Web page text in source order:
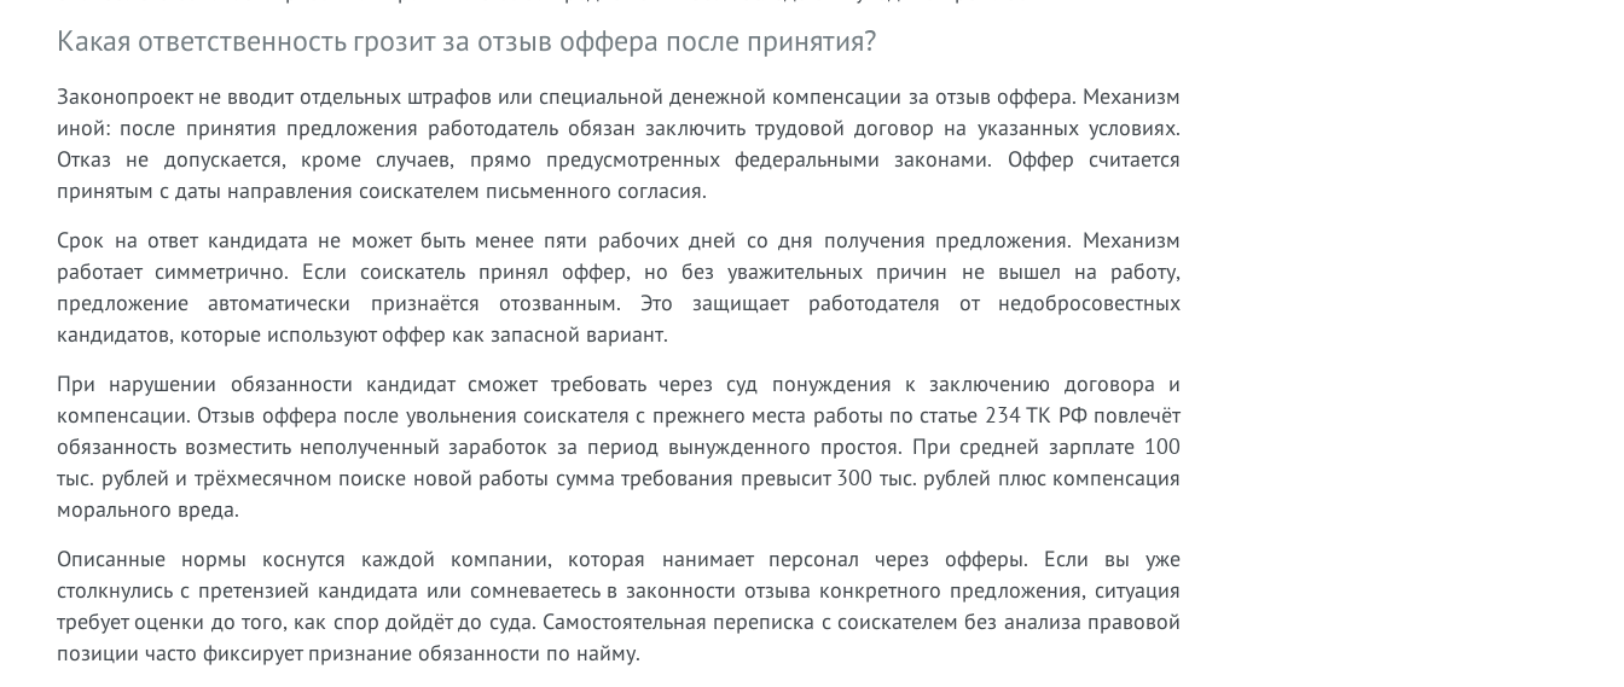
Какая ответственность грозит за отзыв оффера после принятия?
Законопроект не вводит отдельных штрафов или специальной денежной компенсации за отзыв оффера. Механизм
иной: после принятия предложения работодатель обязан заключить трудовой договор на указанных условиях.
Отказ не допускается, кроме случаев, прямо предусмотренных федеральными законами. Оффер считается
принятым с даты направления соискателем письменного согласия.
Срок на ответ кандидата не может быть менее пяти рабочих дней со дня получения предложения. Механизм
работает симметрично. Если соискатель принял оффер, но без уважительных причин не вышел на работу,
предложение автоматически признаётся отозванным. Это защищает работодателя от недобросовестных
кандидатов, которые используют оффер как запасной вариант.
При нарушении обязанности кандидат сможет требовать через суд понуждения к заключению договора и
компенсации. Отзыв оффера после увольнения соискателя с прежнего места работы по статье 234 ТК РФ повлечёт
обязанность возместить неполученный заработок за период вынужденного простоя. При средней зарплате 100
тыс. рублей и трёхмесячном поиске новой работы сумма требования превысит 300 тыс. рублей плюс компенсация
морального вреда.
Описанные нормы коснутся каждой компании, которая нанимает персонал через офферы. Если вы уже
столкнулись с претензией кандидата или сомневаетесь в законности отзыва конкретного предложения, ситуация
требует оценки до того, как спор дойдёт до суда. Самостоятельная переписка с соискателем без анализа правовой
позиции часто фиксирует признание обязанности по найму.